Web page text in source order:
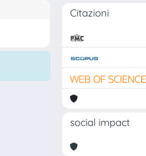
Citazioni
social impact